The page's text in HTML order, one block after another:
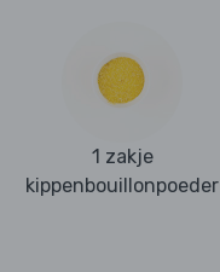
1 zakje
kippenbouillonpoeder